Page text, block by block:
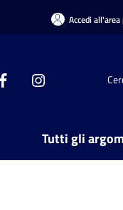
Accedi
Tutti gli